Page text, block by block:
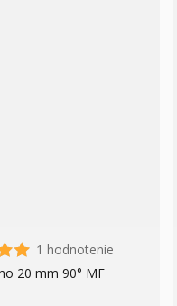
1 hodnotenie
20 mm 90° MF